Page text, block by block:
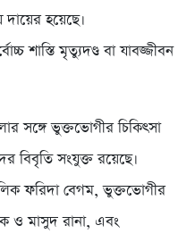
হয়েছে।
শাস্তি মৃত্যুদণ্ড বা যাবজ্জীবন
সঙ্গে ভুক্তভোগীর চিকিৎসা
বিবৃতি সংযুক্ত রয়েছে।
ফরিদা বেগম, ভুক্তভোগীর
ও মাসুদ রানা, এবং